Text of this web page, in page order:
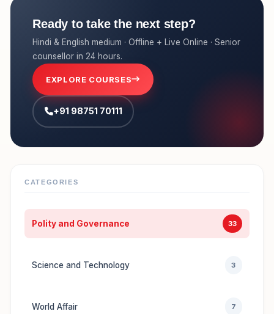
Ready to take the next step?
Hindi & English medium · Offline + Live Online · Senior
counsellor in 24 hours.
EXPLORE COURSES
+91 98751 70111
CATEGORIES
Polity and Governance 33
Science and Technology 3
World Affair 7